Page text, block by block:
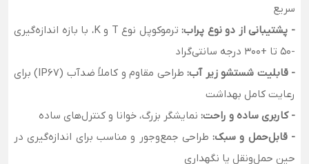
سریع
- پشتیبانی از دو نوع پراب:
ترموکوپل نوع T و K، با بازه اندازه‌گیری
-50 تا +300 درجه سانتی‌گراد
- قابلیت شستشو زیر آب:
طراحی مقاوم و کاملاً ضدآب (IP67) برای
رعایت کامل بهداشت
- کاربری ساده و راحت: نمایشگر بزرگ، خوانا و کنترل‌های ساده
- قابل‌حمل و سبک:طراحی جمع‌وجور و مناسب برای اندازه‌گیری در
حین حمل‌ونقل یا نگهداری